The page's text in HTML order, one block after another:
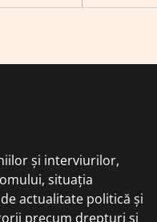
și interviurilor,
situația
actualitate politică și
precum drepturi și